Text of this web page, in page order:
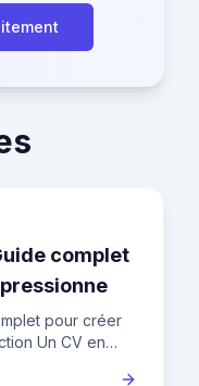
complet
pour créer
Un CV en